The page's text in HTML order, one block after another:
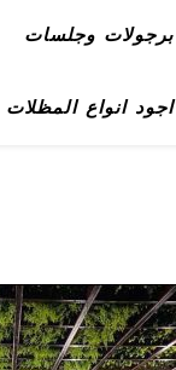
برجولات وجلسات
اجود انواع المظلات